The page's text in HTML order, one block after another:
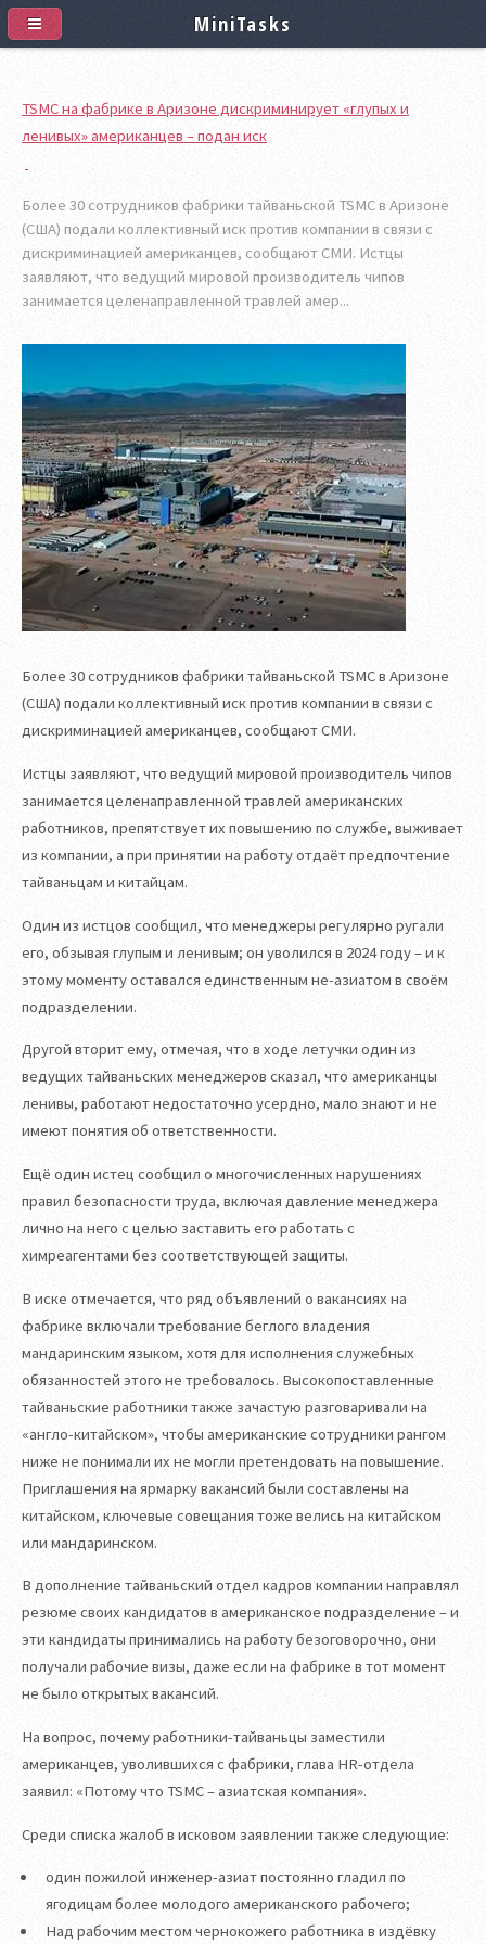
TSMС на фабрике в Аризоне дискриминирует «глупых и
ленивых» американцев – подан иск
Более 30 сотрудников фабрики тайваньской TSMC в Аризоне
(США) подали коллективный иск против компании в связи с
дискриминацией американцев, сообщают СМИ. Истцы
заявляют, что ведущий мировой производитель чипов
занимается целенаправленной травлей амер...
Более 30 сотрудников фабрики тайваньской TSMC в Аризоне
(США) подали коллективный иск против компании в связи с
дискриминацией американцев, сообщают СМИ.
Истцы заявляют, что ведущий мировой производитель чипов
занимается целенаправленной травлей американских
работников, препятствует их повышению по службе, выживает
из компании, а при принятии на работу отдаёт предпочтение
тайваньцам и китайцам.
Один из истцов сообщил, что менеджеры регулярно ругали
его, обзывая глупым и ленивым; он уволился в 2024 году – и к
этому моменту оставался единственным не-азиатом в своём
подразделении.
Другой вторит ему, отмечая, что в ходе летучки один из
ведущих тайваньских менеджеров сказал, что американцы
ленивы, работают недостаточно усердно, мало знают и не
имеют понятия об ответственности.
Ещё один истец сообщил о многочисленных нарушениях
правил безопасности труда, включая давление менеджера
лично на него с целью заставить его работать с
химреагентами без соответствующей защиты.
В иске отмечается, что ряд объявлений о вакансиях на
фабрике включали требование беглого владения
мандаринским языком, хотя для исполнения служебных
обязанностей этого не требовалось. Высокопоставленные
тайваньские работники также зачастую разговаривали на
«англо-китайском», чтобы американские сотрудники рангом
ниже не понимали их не могли претендовать на повышение.
Приглашения на ярмарку вакансий были составлены на
китайском, ключевые совещания тоже велись на китайском
или мандаринском.
В дополнение тайваньский отдел кадров компании направлял
резюме своих кандидатов в американское подразделение – и
эти кандидаты принимались на работу безоговорочно, они
получали рабочие визы, даже если на фабрике в тот момент
не было открытых вакансий.
На вопрос, почему работники-тайваньцы заместили
американцев, уволившихся с фабрики, глава HR-отдела
заявил: «Потому что TSMC – азиатская компания».
Среди списка жалоб в исковом заявлении также следующие:
один пожилой инженер-азиат постоянно гладил по
ягодицам более молодого американского рабочего;
Над рабочим местом чернокожего работника в издёвку
MiniTasks